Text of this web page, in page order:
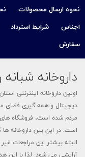
نحوه ارسال محصولات
اجناس
شرایط استرداد
سفارش
داروخانه
دیجیتال و همه گیری فضای
مردم شده است، فروشگاه های
است. در این بین داروخانه
البته بیشتر این مراجعات
آرایشی می شود. لذا با این